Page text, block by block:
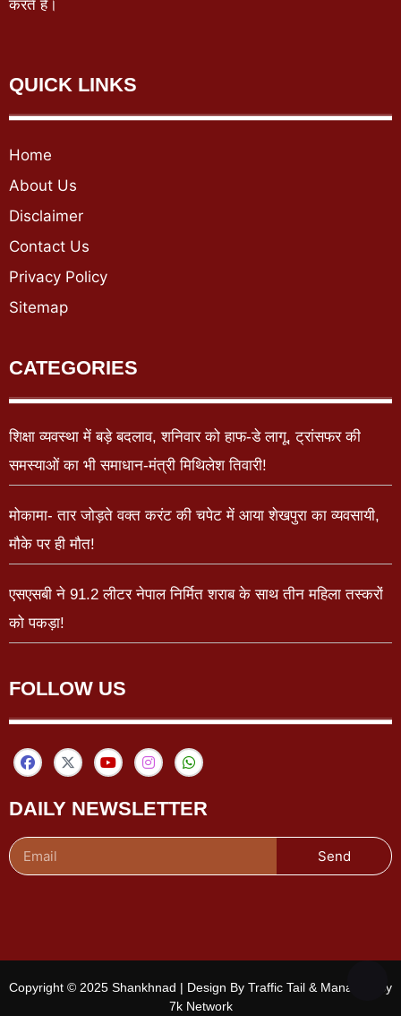
करते हैं।
QUICK LINKS
Home
About Us
Disclaimer
Contact Us
Privacy Policy
Sitemap
CATEGORIES
शिक्षा व्यवस्था में बड़े बदलाव, शनिवार को हाफ-डे लागू, ट्रांसफर की
समस्याओं का भी समाधान-मंत्री मिथिलेश तिवारी!
मोकामा- तार जोड़ते वक्त करंट की चपेट में आया शेखपुरा का व्यवसायी,
मौके पर ही मौत!
एसएसबी ने 91.2 लीटर नेपाल निर्मित शराब के साथ तीन महिला तस्करों
को पकड़ा!
FOLLOW US
DAILY NEWSLETTER
Send
Copyright © 2025 Shankhnad | Design By Traffic Tail & Managed By
7k Network